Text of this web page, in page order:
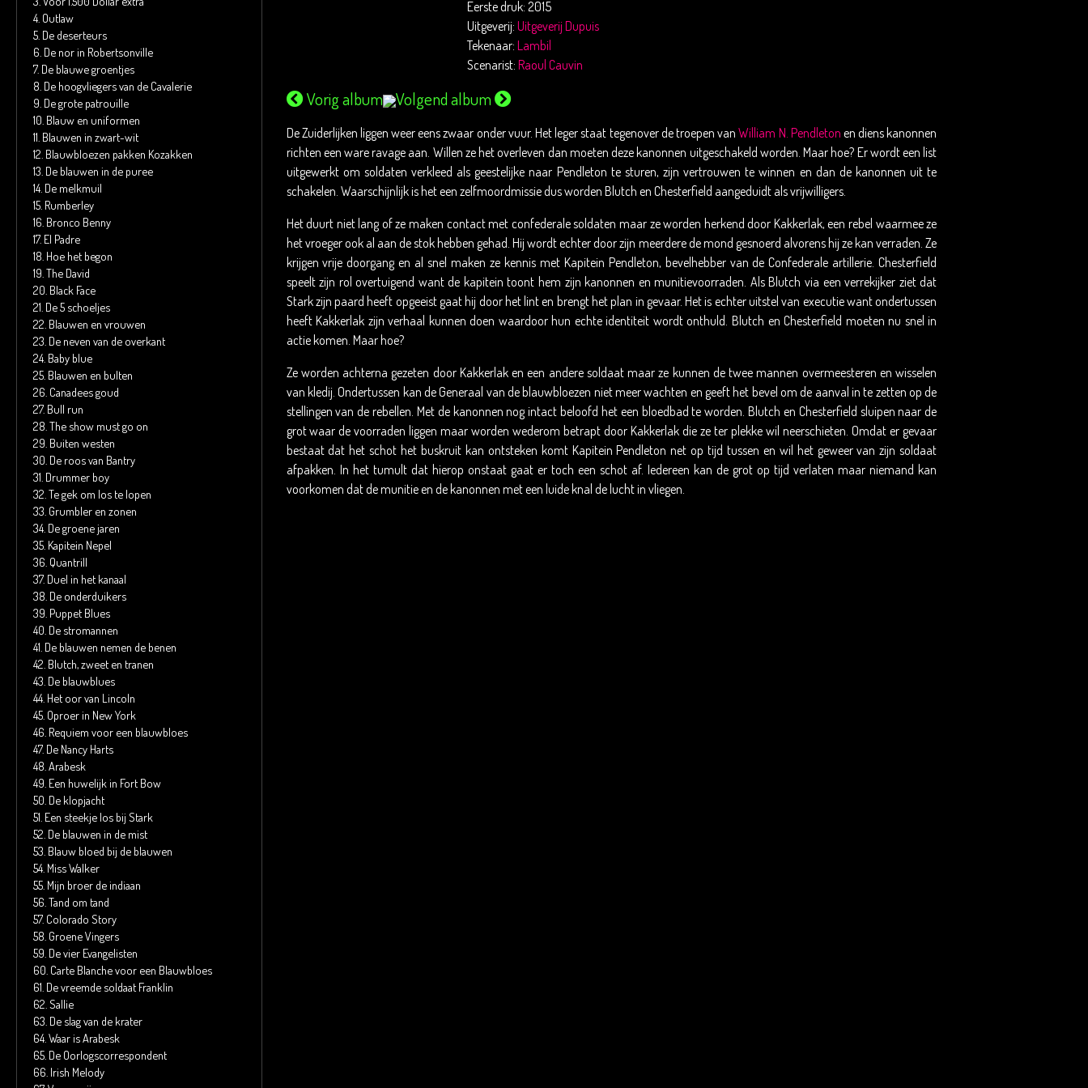
4. Outlaw
5. De deserteurs
6. De nor in Robertsonville
7. De blauwe groentjes
8. De hoogvliegers van de Cavalerie
9. De grote patrouille
10. Blauw en uniformen
11. Blauwen in zwart-wit
12. Blauwbloezen pakken Kozakken
13. De blauwen in de puree
14. De melkmuil
15. Rumberley
16. Bronco Benny
17. El Padre
18. Hoe het begon
19. The David
20. Black Face
21. De 5 schoeljes
22. Blauwen en vrouwen
23. De neven van de overkant
24. Baby blue
25. Blauwen en bulten
26. Canadees goud
27. Bull run
28. The show must go on
29. Buiten westen
30. De roos van Bantry
31. Drummer boy
32. Te gek om los te lopen
33. Grumbler en zonen
34. De groene jaren
35. Kapitein Nepel
36. Quantrill
37. Duel in het kanaal
38. De onderduikers
39. Puppet Blues
40. De stromannen
41. De blauwen nemen de benen
42. Blutch, zweet en tranen
43. De blauwblues
44. Het oor van Lincoln
45. Oproer in New York
46. Requiem voor een blauwbloes
47. De Nancy Harts
48. Arabesk
49. Een huwelijk in Fort Bow
50. De klopjacht
51. Een steekje los bij Stark
52. De blauwen in de mist
53. Blauw bloed bij de blauwen
54. Miss Walker
55. Mijn broer de indiaan
56. Tand om tand
57. Colorado Story
58. Groene Vingers
59. De vier Evangelisten
60. Carte Blanche voor een Blauwbloes
61. De vreemde soldaat Franklin
62. Sallie
63. De slag van de krater
64. Waar is Arabesk
65. De Oorlogscorrespondent
66. Irish Melody
Eerste druk: 2015
Uitgeverij:Uitgeverij Dupuis
Tekenaar:Lambil
Scenarist:Raoul Cauvin
Vorig album Volgend album
De Zuiderlijken liggen weer eens zwaar onder vuur. Het leger staat tegenover de troepen vanWilliam N. Pendleton en diens kanonnen
richten een ware ravage aan. Willen ze het overleven dan moeten deze kanonnen uitgeschakeld worden. Maar hoe? Er wordt een list
uitgewerkt om soldaten verkleed als geestelijke naar Pendleton te sturen, zijn vertrouwen te winnen en dan de kanonnen uit te
schakelen. Waarschijnlijk is het een zelfmoordmissie dus worden Blutch en Chesterfield aangeduidt als vrijwilligers.
Het duurt niet lang of ze maken contact met confederale soldaten maar ze worden herkend door Kakkerlak, een rebel waarmee ze
het vroeger ook al aan de stok hebben gehad. Hij wordt echter door zijn meerdere de mond gesnoerd alvorens hij ze kan verraden. Ze
krijgen vrije doorgang en al snel maken ze kennis met Kapitein Pendleton, bevelhebber van de Confederale artillerie. Chesterfield
speelt zijn rol overtuigend want de kapitein toont hem zijn kanonnen en munitievoorraden. Als Blutch via een verrekijker ziet dat
Stark zijn paard heeft opgeeist gaat hij door het lint en brengt het plan in gevaar. Het is echter uitstel van executie want ondertussen
heeft Kakkerlak zijn verhaal kunnen doen waardoor hun echte identiteit wordt onthuld. Blutch en Chesterfield moeten nu snel in
actie komen. Maar hoe?
Ze worden achterna gezeten door Kakkerlak en een andere soldaat maar ze kunnen de twee mannen overmeesteren en wisselen
van kledij. Ondertussen kan de Generaal van de blauwbloezen niet meer wachten en geeft het bevel om de aanval in te zetten op de
stellingen van de rebellen. Met de kanonnen nog intact beloofd het een bloedbad te worden. Blutch en Chesterfield sluipen naar de
grot waar de voorraden liggen maar worden wederom betrapt door Kakkerlak die ze ter plekke wil neerschieten. Omdat er gevaar
bestaat dat het schot het buskruit kan ontsteken komt Kapitein Pendleton net op tijd tussen en wil het geweer van zijn soldaat
afpakken. In het tumult dat hierop onstaat gaat er toch een schot af. Iedereen kan de grot op tijd verlaten maar niemand kan
voorkomen dat de munitie en de kanonnen met een luide knal de lucht in vliegen.